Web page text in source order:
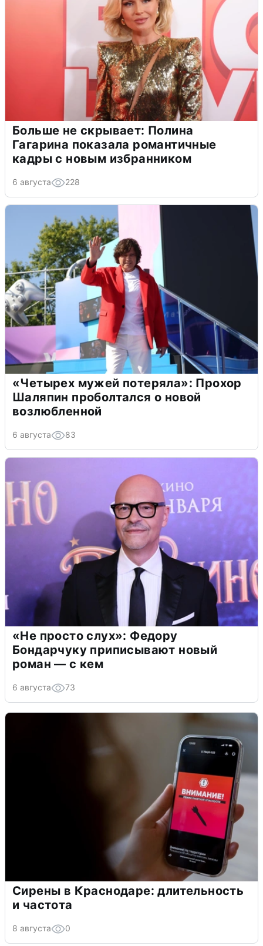
Больше не скрывает: Полина
Гагарина показала романтичные
кадры с новым избранником
6 августа 228
«Четырех мужей потеряла»: Прохор
Шаляпин проболтался о новой
возлюбленной
6 августа 83
«Не просто слух»: Федору
Бондарчуку приписывают новый
роман — с кем
6 августа 73
Сирены в Краснодаре: длительность
и частота
8 августа 0